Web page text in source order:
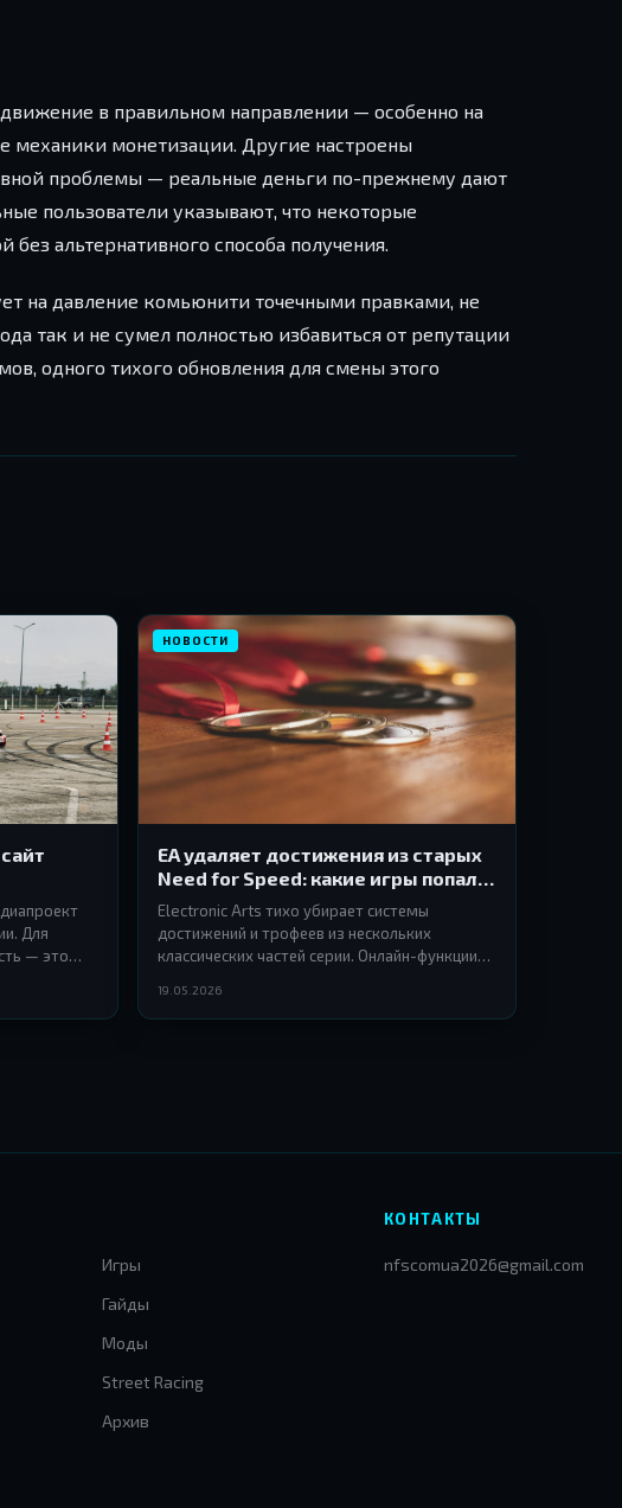
в правильном направлении — особенно на
механики монетизации. Другие настроены
проблемы — реальные деньги по-прежнему дают
пользователи указывают, что некоторые
альтернативного способа получения.
на давление комьюнити точечными правками, не
так и не сумел полностью избавиться от репутации
одного тихого обновления для смены этого
Для
— это
НОВОСТИ
EA удаляет достижения из старых
Need for Speed: какие игры попали
под раздачу
Electronic Arts тихо убирает системы
достижений и трофеев из нескольких
классических частей серии. Онлайн-функции
уже не только мультиплеера.
19.05.2026
Игры
Гайды
Моды
Street Racing
Архив
КОНТАКТЫ
nfscomua2026@gmail.com